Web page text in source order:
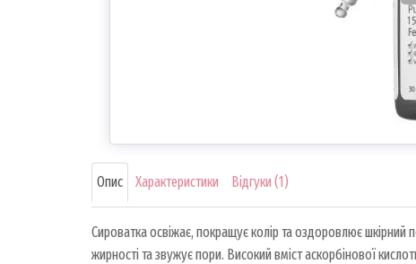
Опис Характеристики Відгуки (1)
Сироватка освіжає, покращує колір та оздоровлює
жирності та звужує пори. Високий вміст аскорбінової